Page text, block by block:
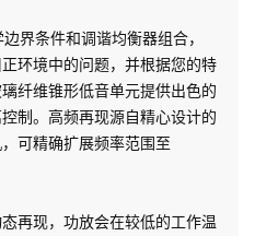
界条件和调谐均衡器组合，
环境中的问题，并根据您的特
纤维锥形低音单元提供出色的
制。高频再现源自精心设计的
可精确扩展频率范围至
再现，功放会在较低的工作温